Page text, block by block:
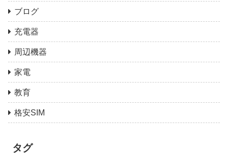
ブログ
充電器
周辺機器
家電
教育
格安SIM
タグ